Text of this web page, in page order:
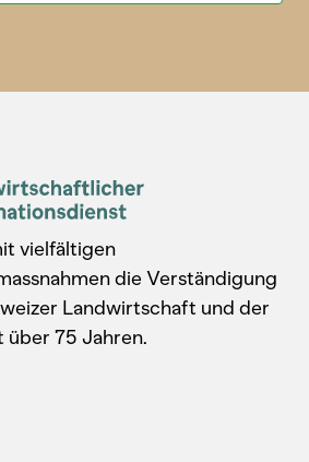
vielfältigen
die Verständigung
Landwirtschaft und der
75 Jahren.